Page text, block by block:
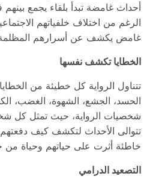
أحداث غامضة تبدأ بلقاء يجمع
الرغم من اختلاف خلفياتهم
غامض يكشف عن أسرارهم
الخطايا تكشف نفسها
تتناول الرواية كل خطيئة من
الحسد، الجشع، الشهوة، الغضب،
شخصيات الرواية، حيث تمثل كل
تتوالى الأحداث لتكشف كيف
خاطئة أثرت على حياتهم وحياة من
التصعيد الدرامي